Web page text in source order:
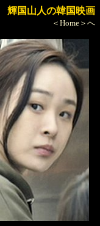
輝国山人の韓国映画
＜Home＞へ